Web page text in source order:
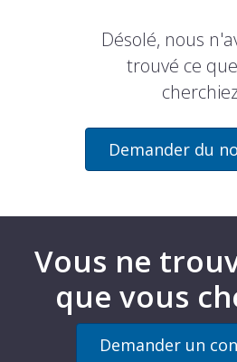
Désolé, nous
trouvé ce
Demander du
Vous ne
que vous
Demander un